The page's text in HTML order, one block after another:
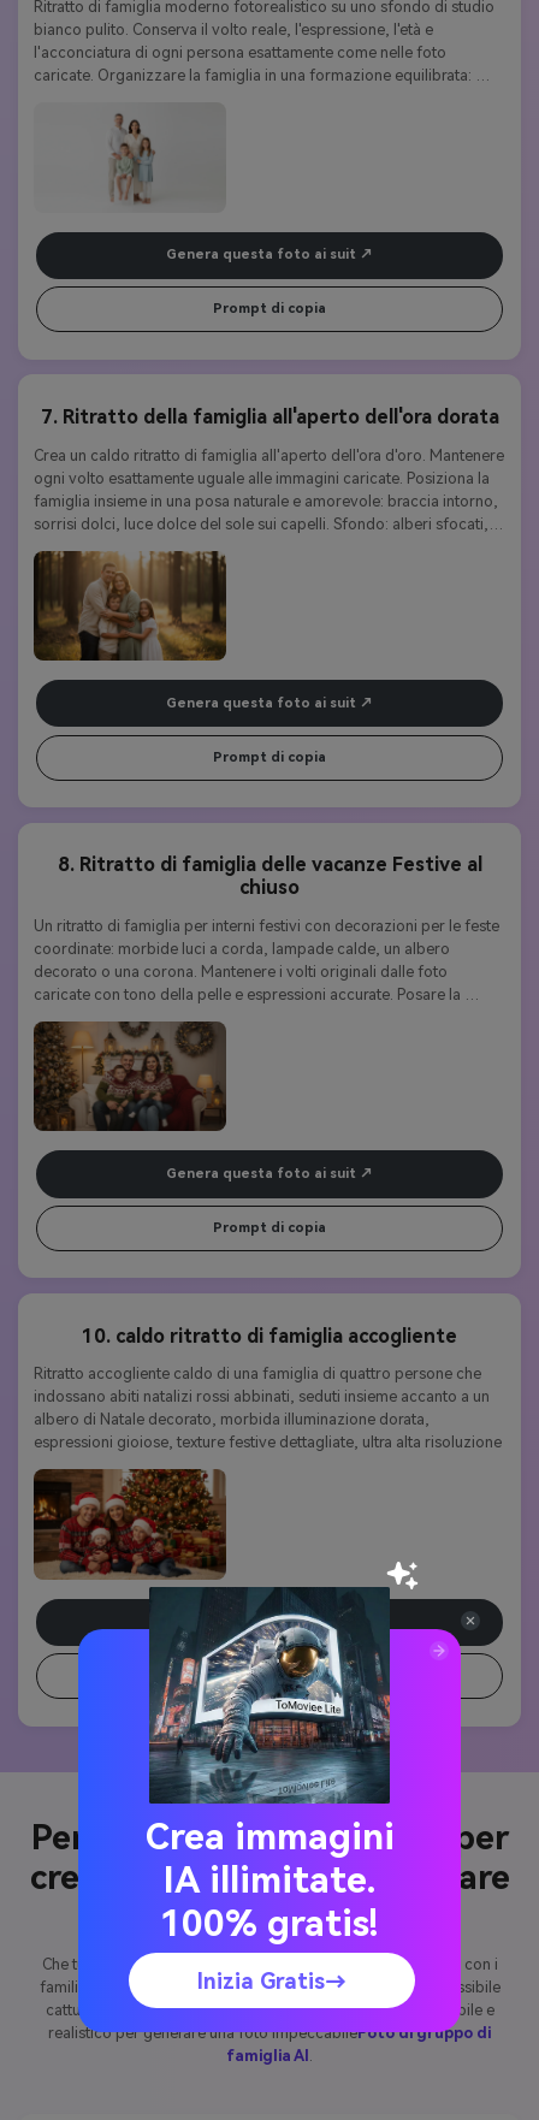
Ritratto di famiglia moderno fotorealistico su uno sfondo di studio
bianco pulito. Conserva il volto reale, l'espressione, l'età e
l'acconciatura di ogni persona esattamente come nelle foto
caricate. Organizzare la famiglia in una formazione equilibrata:
Tutti indossano abiti minimalisti coordinati nei colori bianco, beige
e morbido pastello. Utilizza una morbida illuminazione
professionale da studio, ombre naturali e dettagli nitidi per una foto
di famiglia luminosa e senza tempo.
Genera questa foto ai suit
Prompt di copia
7. Ritratto della famiglia all'aperto dell'ora dorata
Crea un caldo ritratto di famiglia all'aperto dell'ora d'oro. Mantenere
ogni volto esattamente uguale alle immagini caricate. Posiziona la
famiglia insieme in una posa naturale e amorevole: braccia intorno,
sorrisi dolci, luce dolce del sole sui capelli. Sfondo: alberi sfocati,
lino neutro, beige, verde salvia, denim. Stile: fotografia sognante,
emotiva, soft-focus con struttura realistica della pelle e
illuminazione naturale.
Genera questa foto ai suit
Prompt di copia
8. Ritratto di famiglia delle vacanze Festive al
chiuso
Un ritratto di famiglia per interni festivi con decorazioni per le feste
coordinate: morbide luci a corda, lampade calde, un albero
decorato o una corona. Mantenere i volti originali dalle foto
caricate con tono della pelle e espressioni accurate. Posare la
famiglia in modo naturale, seduti o in piedi vicino insieme per
mostrare la connessione. Abbigliamento: Maglioni comodi abbinati
in rosso, crema o verde caldo. Usa un'illuminazione calda e
morbida, un'alta chiarezza e un'atmosfera fotorealistica di studio
per le vacanze.
Genera questa foto ai suit
Prompt di copia
10. caldo ritratto di famiglia accogliente
Ritratto accogliente caldo di una famiglia di quattro persone che
indossano abiti natalizi rossi abbinati, seduti insieme accanto a un
albero di Natale decorato, morbida illuminazione dorata,
espressioni gioiose, texture festive dettagliate, ultra alta risoluzione
Crea una foto simile
Prompt di copia
Perché utilizzare Media.io per
creare il tuo ritratto familiare
AI
Che tu voglia un biglietto per le vacanze, una foto di gruppo con i
familiari lontani o una foto perfettamente posata che è impossibile
catturare nella vita reale, Media.io ti offre il modo più affidabile e
realistico per generare una foto impeccabileFoto di gruppo di
famiglia AI .
Crea immagini
IA illimitate.
100% gratis!
Inizia Gratis→